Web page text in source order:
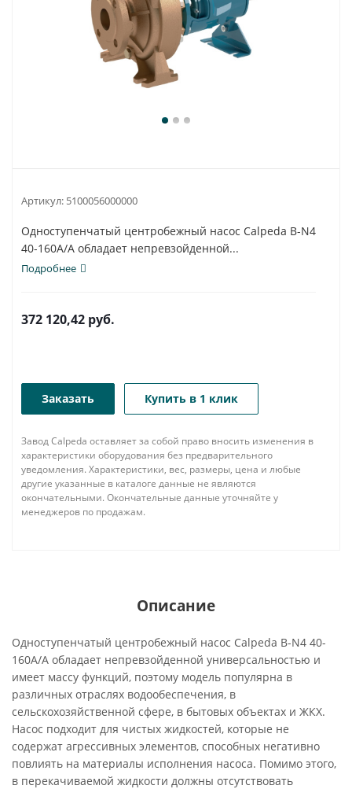
Артикул: 5100056000000
Одноступенчатый центробежный насос Calpeda B-N4
40-160A/A обладает непревзойденной...
Подробнее
372 120,42 руб.
Заказать Купить в 1 клик
Завод Calpeda оставляет за собой право вносить изменения в
характеристики оборудования без предварительного
уведомления. Характеристики, вес, размеры, цена и любые
другие указанные в каталоге данные не являются
окончательными. Окончательные данные уточняйте у
менеджеров по продажам.
Описание
Одноступенчатый центробежный насос Calpeda B-N4 40-
160A/A обладает непревзойденной универсальностью и
имеет массу функций, поэтому модель популярна в
различных отраслях водообеспечения, в
сельскохозяйственной сфере, в бытовых объектах и ЖКХ.
Насос подходит для чистых жидкостей, которые не
содержат агрессивных элементов, способных негативно
повлиять на материалы исполнения насоса. Помимо этого,
в перекачиваемой жидкости должны отсутствовать